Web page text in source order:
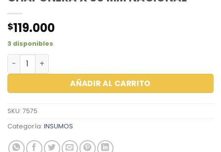
$119.000
3 disponibles
CHAPONERA X 80 MM NACIONAL cantidad
AÑADIR AL CARRITO
SKU: 7575
Categoría: INSUMOS